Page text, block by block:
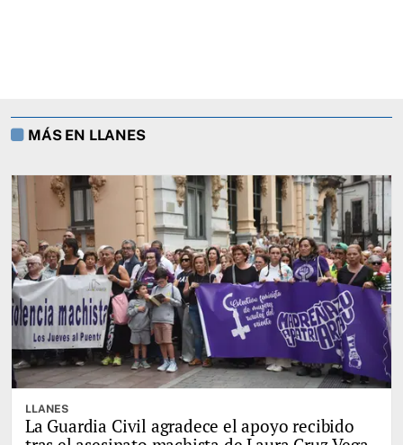
MÁS EN LLANES
LLANES
La Guardia Civil agradece el apoyo recibido